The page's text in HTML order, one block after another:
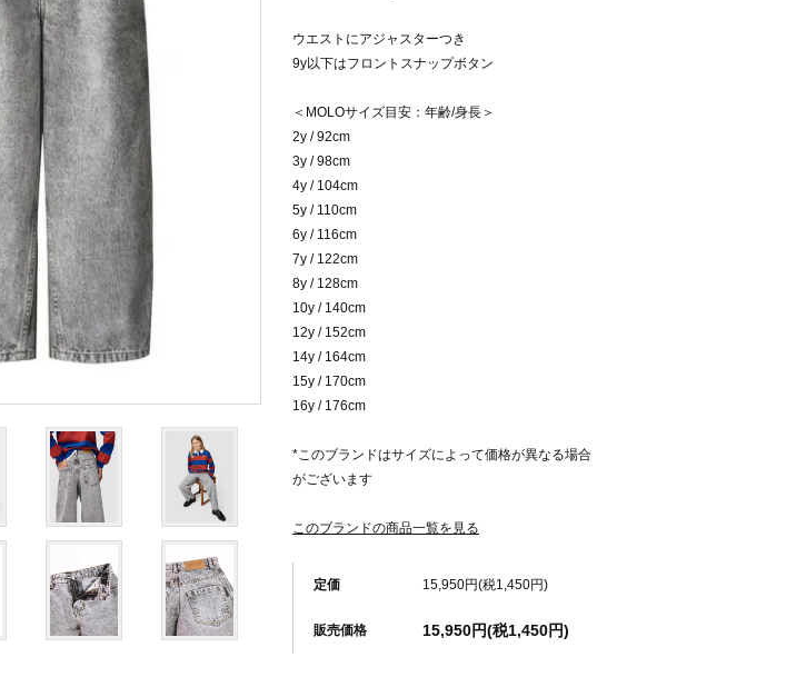
ウエストにアジャスターつき
9y以下はフロントスナップボタン
＜MOLOサイズ目安：年齢/身長＞
2y / 92cm
3y / 98cm
4y / 104cm
5y / 110cm
6y / 116cm
7y / 122cm
8y / 128cm
10y / 140cm
12y / 152cm
14y / 164cm
15y / 170cm
16y / 176cm
*このブランドはサイズによって価格が異なる場合
がございます
このブランドの商品一覧を見る
定価 15,950円(税1,450円)
販売価格 15,950円(税1,450円)